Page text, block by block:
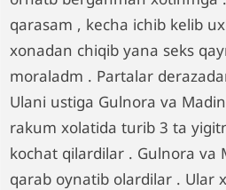
qarasam , kecha ichib kelib
xonadan chiqib yana seks
moraladm . Partalar
Ulani ustiga Gulnora va
rakum xolatida turib 3 ta
kochat qilardilar . Gulnora va
qarab oynatib olardilar . Ular